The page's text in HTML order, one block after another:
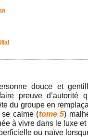
douce et
preuve d’autorité
du groupe en
calme (tome 5)
à vivre dans le luxe
ou naïve